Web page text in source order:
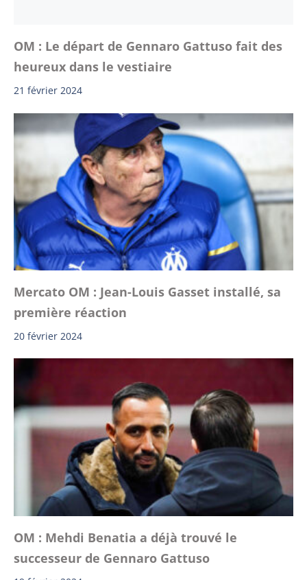
OM : Le départ de Gennaro Gattuso fait des
heureux dans le vestiaire
21 février 2024
Mercato OM : Jean-Louis Gasset installé, sa
première réaction
20 février 2024
OM : Mehdi Benatia a déjà trouvé le
successeur de Gennaro Gattuso